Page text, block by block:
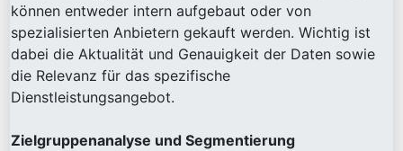
können entweder intern aufgebaut oder von
spezialisierten Anbietern gekauft werden. Wichtig ist
dabei die Aktualität und Genauigkeit der Daten sowie
die Relevanz für das spezifische
Dienstleistungsangebot.
Zielgruppenanalyse und Segmentierung